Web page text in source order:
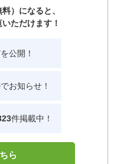
）になると、
ただけます！
公開！
お知らせ！
件掲載中！
ら